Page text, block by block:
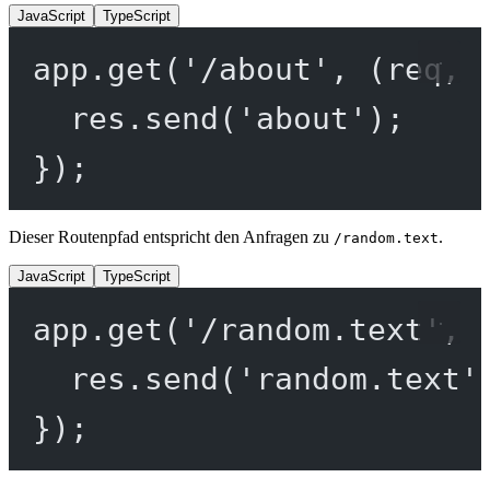
JavaScript TypeScript
app. get ( '/about' , ( req,
res. send ( 'about' );
});
Dieser Routenpfad entspricht den Anfragen zu /random.text.
JavaScript TypeScript
app. get ( '/random.text',
res. send ( 'random.text'
});